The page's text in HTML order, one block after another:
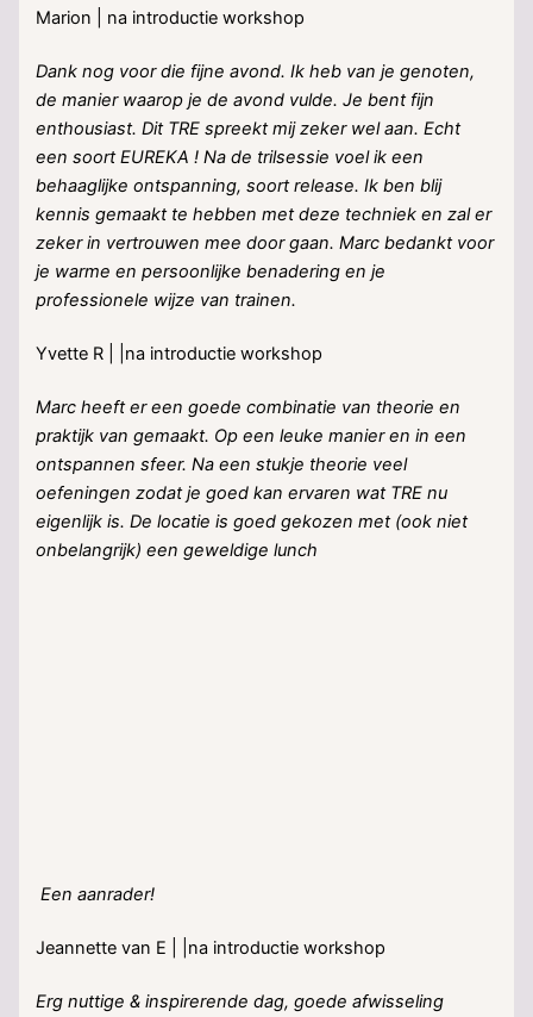
Marion | na introductie workshop
Dank nog voor die fijne avond. Ik heb van je genoten,
de manier waarop je de avond vulde. Je bent fijn
enthousiast. Dit TRE spreekt mij zeker wel aan. Echt
een soort EUREKA ! Na de trilsessie voel ik een
behaaglijke ontspanning, soort release. Ik ben blij
kennis gemaakt te hebben met deze techniek en zal er
zeker in vertrouwen mee door gaan. Marc bedankt voor
je warme en persoonlijke benadering en je
professionele wijze van trainen.
Yvette R | |na introductie workshop
Marc heeft er een goede combinatie van theorie en
praktijk van gemaakt. Op een leuke manier en in een
ontspannen sfeer. Na een stukje theorie veel
oefeningen zodat je goed kan ervaren wat TRE nu
eigenlijk is. De locatie is goed gekozen met (ook niet
onbelangrijk) een geweldige lunch
Een aanrader!
Jeannette van E | |na introductie workshop
Erg nuttige & inspirerende dag, goede afwisseling